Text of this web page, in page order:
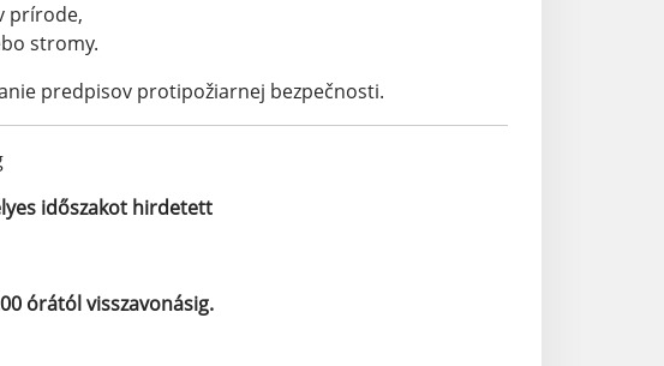
prírode,
stromy.
predpisov protipožiarnej bezpečnosti.
időszakot hirdetett
órától visszavonásig.